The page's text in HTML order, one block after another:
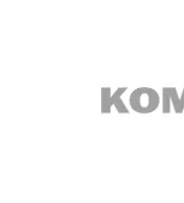
В избранное